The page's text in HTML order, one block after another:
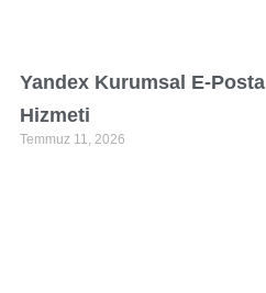
Yandex Kurumsal E-Posta
Hizmeti
Temmuz 11, 2026